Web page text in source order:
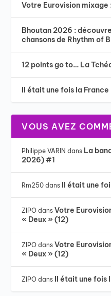
Votre Eurovision mixage
Bhoutan 2026 :
chansons de Rhythm of
12 points go to… La
Il était une fois la France
VOUS AVEZ
Philippe VARIN dans La
2026) #1
Rm250 dans Il était une
ZIPO dansVotre
« Deux » (12)
ZIPO dansVotre
« Deux » (12)
ZIPO dans Il était une fois